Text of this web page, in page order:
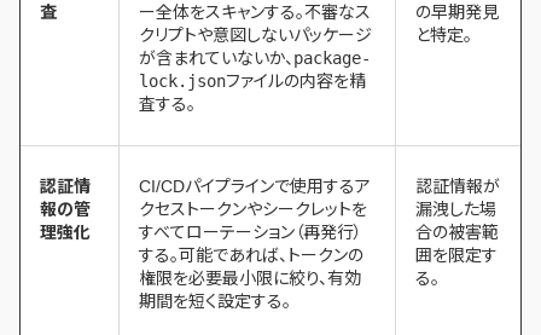
査
ー全体をスキャンする。不審なス
クリプトや意図しないパッケージ
が含まれていないか、 package-
lock.jsonファイルの内容を精
査する。
の早期発見
と特定。
認証情
報の管
理強化
CI/CDパイプラインで使用するア
クセストークンやシークレットを
すべてローテーション（再発行）
する。可能であれば、トークンの
権限を必要最小限に絞り、有効
期間を短く設定する。
認証情報が
漏洩した場
合の被害範
囲を限定す
る。